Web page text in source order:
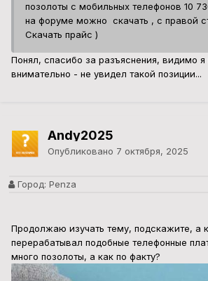
позолоты с мобильных телефонов 10
на форуме можно скачать , с правой
Скачать прайс )
Понял, спасибо за разъяснения, видимо
внимательно - не увидел такой позиции...
Andy2025
Опубликовано 7 октября, 2025
Город: Penza
Продолжаю изучать тему, подскажите, а
перерабатывал подобные телефонные
много позолоты, а как по факту?